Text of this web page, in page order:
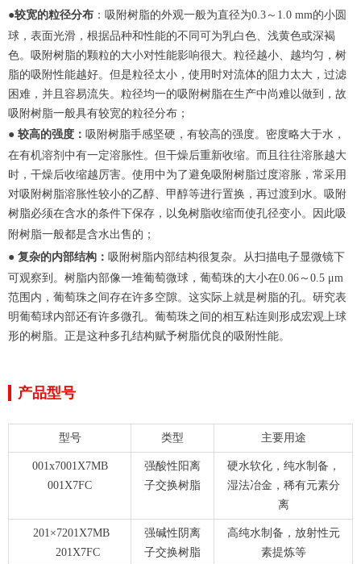
●较宽的粒径分布 ：吸附树脂的外观一般为直径为0.3～1.0 mm的小圆
球，表面光滑 ， 根据品种和性能的不同可为乳白色、浅黄色或深褐
色。吸附树脂的颗粒的大小对性能影响很大。粒径越小、越均匀 ， 树
脂的吸附性能越好。但是粒径太小 ， 使用时对流体的阻力太大，过滤
困难，并且容易流失。粒径均一的吸附树脂在生产中尚难以做到，故
吸附树脂一般具有较宽的粒径分布；
● 较高的强度： 吸附树脂手感坚硬，有较高的强度。密度略大于水，
在有机溶剂中有一定溶胀性。但干燥后重新收缩。而且往往溶胀越大
时，干燥后收缩越厉害。使用中为了避免吸附树脂过度溶胀，常采用
对吸附树脂溶胀性较小的乙醇、甲醇等进行置换，再过渡到水。吸附
树脂必须在含水的条件下保存，以免树脂收缩而使孔径变小。因此吸
附树脂一般都是含水出售的 ；
● 复杂的内部结构： 吸附树脂内部结构很复杂。从扫描电子显微镜下
可观察到。树脂内部像一堆葡萄微球，葡萄珠的大小在0.06～0.5 μm
范围内，葡萄珠之间存在许多空隙。 这实际上就是树脂的孔。研究表
明葡萄球内部还有许多微孔。葡萄珠之间的相互粘连则形成宏观上球
形的树脂。正是这种多孔结构赋予树脂优良的吸附性能。
产品型号
型号 类型 主要用途
001x7001X7MB
001X7FC
强酸性阳离
子交换树脂
硬水软化，纯水制备，
湿法冶金，稀有元素分
离
201×7201X7MB
201X7FC
强碱性阴离
子交换树脂
高纯水制备，放射性元
素提炼等